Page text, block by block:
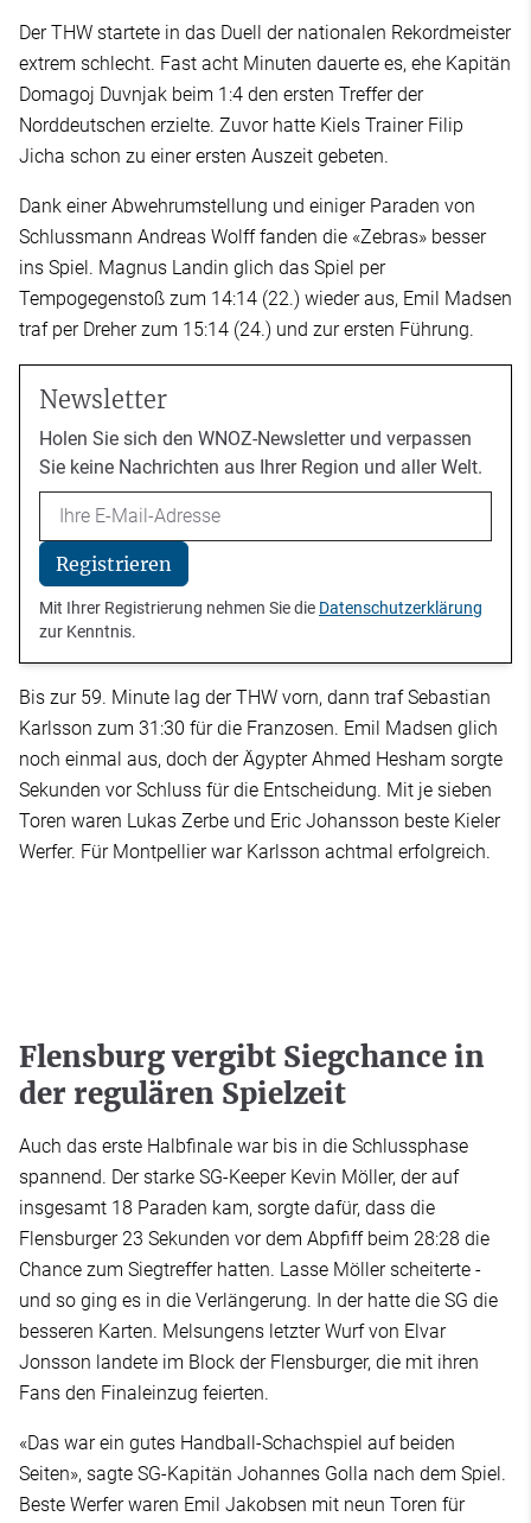
Der THW startete in das Duell der nationalen Rekordmeister
extrem schlecht. Fast acht Minuten dauerte es, ehe Kapitän
Domagoj Duvnjak beim 1:4 den ersten Treffer der
Norddeutschen erzielte. Zuvor hatte Kiels Trainer Filip
Jicha schon zu einer ersten Auszeit gebeten.
Dank einer Abwehrumstellung und einiger Paraden von
Schlussmann Andreas Wolff fanden die «Zebras» besser
ins Spiel. Magnus Landin glich das Spiel per
Tempogegenstoß zum 14:14 (22.) wieder aus, Emil Madsen
traf per Dreher zum 15:14 (24.) und zur ersten Führung.
Newsletter
Holen Sie sich den WNOZ-Newsletter und verpassen
Sie keine Nachrichten aus Ihrer Region und aller Welt.
Email
Registrieren
Mit Ihrer Registrierung nehmen Sie die Datenschutzerklärung
zur Kenntnis.
Bis zur 59. Minute lag der THW vorn, dann traf Sebastian
Karlsson zum 31:30 für die Franzosen. Emil Madsen glich
noch einmal aus, doch der Ägypter Ahmed Hesham sorgte
Sekunden vor Schluss für die Entscheidung. Mit je sieben
Toren waren Lukas Zerbe und Eric Johansson beste Kieler
Werfer. Für Montpellier war Karlsson achtmal erfolgreich.
Flensburg vergibt Siegchance in
der regulären Spielzeit
Auch das erste Halbfinale war bis in die Schlussphase
spannend. Der starke SG-Keeper Kevin Möller, der auf
insgesamt 18 Paraden kam, sorgte dafür, dass die
Flensburger 23 Sekunden vor dem Abpfiff beim 28:28 die
Chance zum Siegtreffer hatten. Lasse Möller scheiterte -
und so ging es in die Verlängerung. In der hatte die SG die
besseren Karten. Melsungens letzter Wurf von Elvar
Jonsson landete im Block der Flensburger, die mit ihren
Fans den Finaleinzug feierten.
«Das war ein gutes Handball-Schachspiel auf beiden
Seiten», sagte SG-Kapitän Johannes Golla nach dem Spiel.
Beste Werfer waren Emil Jakobsen mit neun Toren für